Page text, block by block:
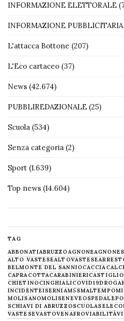
INFORMAZIONE ELETTORALE
INFORMAZIONE PUBBLICITARIA
L'attacca Bottone (207)
L'Eco cartaceo (37)
News (42.674)
PUBBLIREDAZIONALE (25)
Scuola (534)
Senza categoria (2)
Sport (1.639)
Top news (14.604)
TAG
ABBONATIABRUZZOAGNONE
ALTO VASTESEALTOVASTESE
BELMONTE DEL SANNIOCACCIA
CAPRACOTTACARABINIERI
CHIETINOCINGHIALICOVID19DROGA
INCIDENTEISERNIAM5SMALTEMPO
MOLISANOMOLISENEVE OSPEDALE
SCHIAVI DI ABRUZZOSCUOLA
VASTESEVASTOVENAFROVIABILITÀ